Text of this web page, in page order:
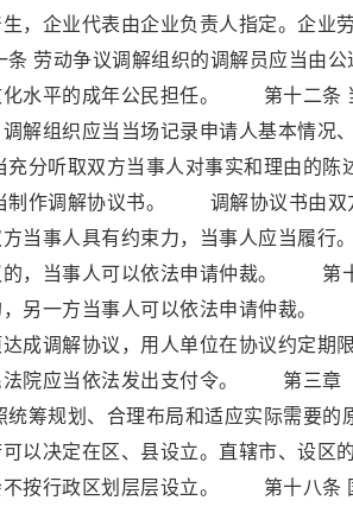
，企业代表由企业负责人指定。企业
动争议调解组织的调解员应当由公
化水平的成年公民担任。 第十二条
调解组织应当当场记录申请人基本情
充分听取双方当事人对事实和理由
制作调解协议书。 调解协议书由双
方当事人具有约束力，当事人应当履
的，当事人可以依法申请仲裁。 第
，另一方当事人可以依法申请仲裁。
成调解协议，用人单位在协议约定期
民法院应当依法发出支付令。
筹规划、合理布局和适应实际需要
以决定在区、县设立。直辖市、设区
不按行政区划层层设立。 第十八条